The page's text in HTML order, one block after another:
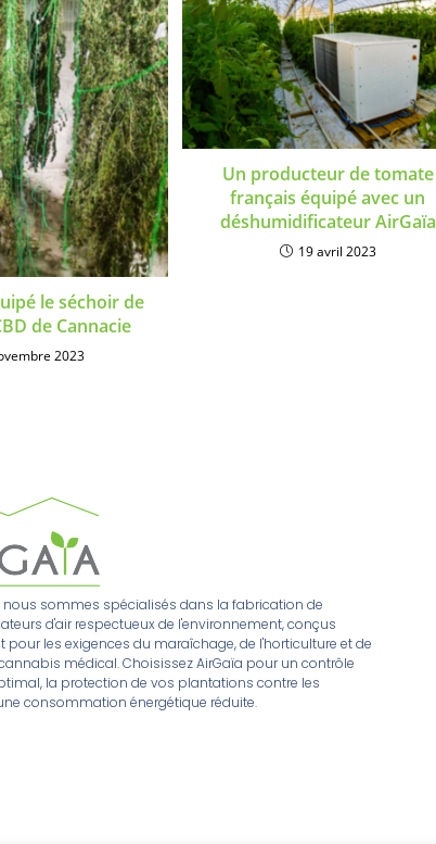
le séchoir de
de Cannacie
2023
Un producteur de tomate
français équipé avec un
déshumidificateur AirGaïa
19 avril 2023
nous sommes spécialisés dans la fabrication de
d'air respectueux de l'environnement, conçus
pour les exigences du maraîchage, de l'horticulture et de
médical. Choisissez AirGaïa pour un contrôle
la protection de vos plantations contre les
consommation énergétique réduite.